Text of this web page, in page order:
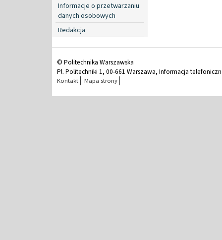
Informacje o przetwarzaniu
danych osobowych
Redakcja
© Politechnika Warszawska
Pl. Politechniki 1, 00-661 Warszawa, Informacja
Kontakt Mapa strony